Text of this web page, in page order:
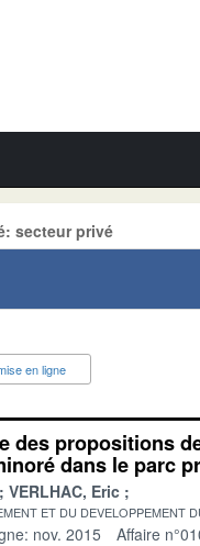
secteur privé
en ligne
des propositions
dans le parc
VERLHAC, Eric
ET DU DEVELOPPEMENT
nov. 2015 Affaire